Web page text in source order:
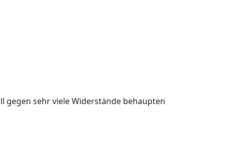
gegen sehr viele Widerstände behaupten